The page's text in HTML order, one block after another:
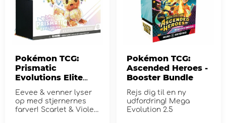
Pokémon TCG:
Prismatic
Evolutions Elite
Trainer Box
Eevee & venner lyser
op med stjernernes
farver! Scarlet & Violet
Pokémon TCG:
Ascended Heroes -
Booster Bundle
Rejs dig til en ny
udfordring! Mega
Evolution 2.5